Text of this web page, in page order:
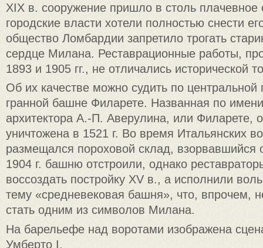
XIX в. сооружение пришло в столь плачевное
город­ские власти хотели полностью снести
об­щество Ломбардии запретило тро­гать
сердце Милана. Реставрационные работы,
1893 и 1905 гг., не отличались исторической
Об их качестве можно судить по
гранной башне Филарете. На­званная по
архитектора А.-П. Аверулина, или Филарете,
уничтожена в 1521 г. Во время Итальянских
размещался пороховой склад, взорвавшийся
1904 г. башню отстроили, однако
воссоздать постройку XV в., а исполнили
тему «средневековая башня», что, впрочем,
стать од­ним из символов Милана.
На барельефе над воротами изображена
Умберто I.